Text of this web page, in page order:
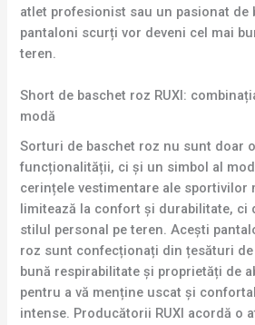
atlet profesionist sau un pasionat de
pantaloni scurți vor deveni cel mai
teren.
Short de baschet roz RUXI:
modă
Sorturi de baschet roz nu sunt doar
funcționalității, ci și un simbol al
cerințele vestimentare ale sportivilor
limitează la confort și durabilitate, ci
stilul personal pe teren. Acești
roz sunt confecționați din țesături
bună respirabilitate și proprietăți de
pentru a vă menține uscat și
intense. Producătorii RUXI acordă o